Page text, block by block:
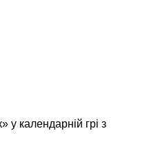
календарній грі з